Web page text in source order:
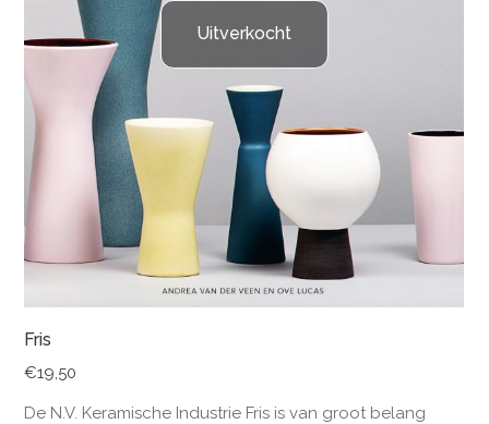
Uitverkocht
Fris
€19,50
De N.V. Keramische Industrie Fris is van groot belang